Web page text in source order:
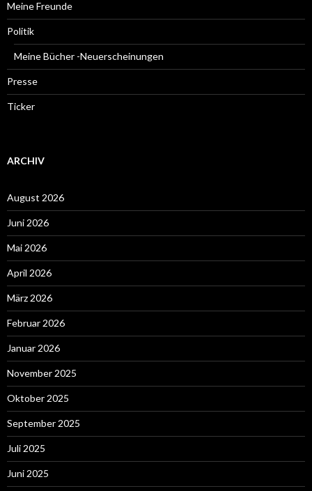
Meine Freunde
Politik
Meine Bücher -Neuerscheinungen
Presse
Ticker
ARCHIV
August 2026
Juni 2026
Mai 2026
April 2026
März 2026
Februar 2026
Januar 2026
November 2025
Oktober 2025
September 2025
Juli 2025
Juni 2025